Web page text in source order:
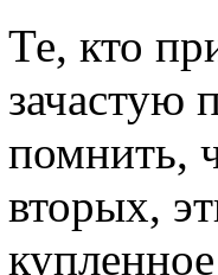
Те, кто
зачастую
помнить,
вторых,